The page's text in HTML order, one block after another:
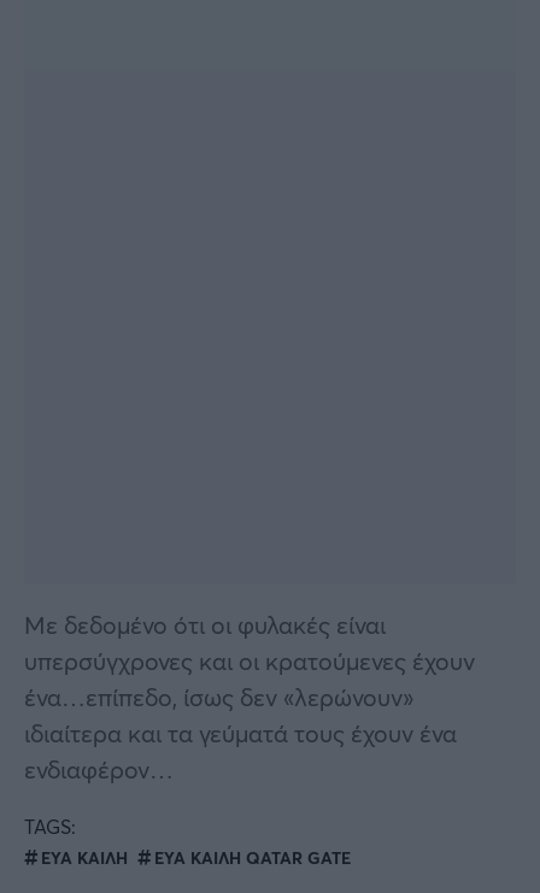
Με δεδομένο ότι οι φυλακές είναι
υπερσύγχρονες και οι κρατούμενες έχουν
ένα…επίπεδο, ίσως δεν «λερώνουν»
ιδιαίτερα και τα γεύματά τους έχουν ένα
ενδιαφέρον…
TAGS:
ΕΥΑ ΚΑΙΛΗ ΕΥΑ ΚΑΙΛΗ QATAR GATE